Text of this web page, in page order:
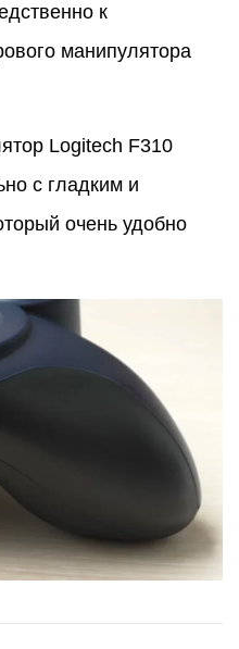
к
манипулятора
Logitech F310
с гладким и
очень удобно